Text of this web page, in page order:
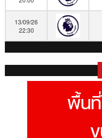
13/09/26
22:30